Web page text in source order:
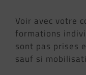
Voir avec votre
formations
sont pas prises
sauf si